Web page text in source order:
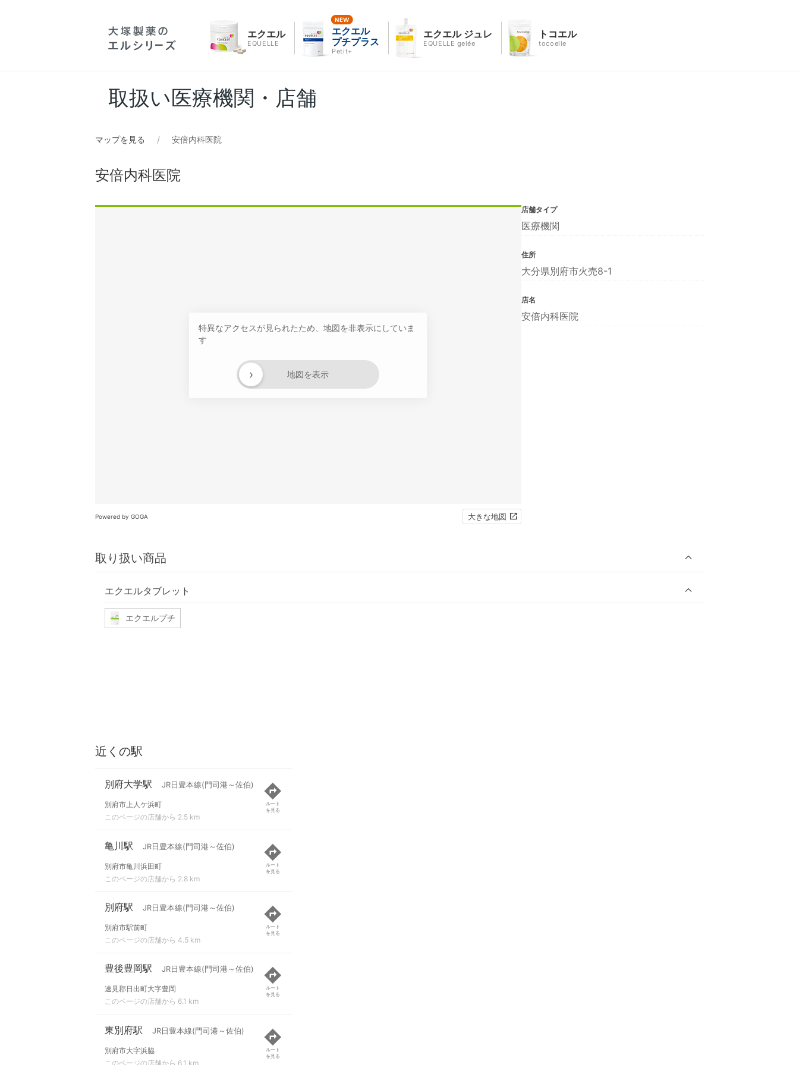
エクエル
EQUELLE
エクエル
プチプラス
Petit+
エクエル ジュレ
EQUELLE gelée
トコエル
tocoelle
取扱い医療機関・店舗
マップを見る 安倍内科医院
安倍内科医院
特異なアクセスが見られたため、地図を非表示にしていま
す
地図を表示
›
Powered by GOGA 大きな地図
取り扱い商品
エクエルタブレット
エクエルプチ
店舗タイプ
医療機関
住所
大分県別府市火売8-1
店名
安倍内科医院
近くの駅
別府大学駅 JR日豊本線(門司港～佐伯)
別府市上人ケ浜町
このページの店舗から 2.5 km
ルート
を見る
亀川駅 JR日豊本線(門司港～佐伯)
別府市亀川浜田町
このページの店舗から 2.8 km
ルート
を見る
別府駅 JR日豊本線(門司港～佐伯)
別府市駅前町
このページの店舗から 4.5 km
ルート
を見る
豊後豊岡駅 JR日豊本線(門司港～佐伯)
速見郡日出町大字豊岡
このページの店舗から 6.1 km
ルート
を見る
東別府駅 JR日豊本線(門司港～佐伯)
別府市大字浜脇
このページの店舗から 6.1 km
ルート
を見る